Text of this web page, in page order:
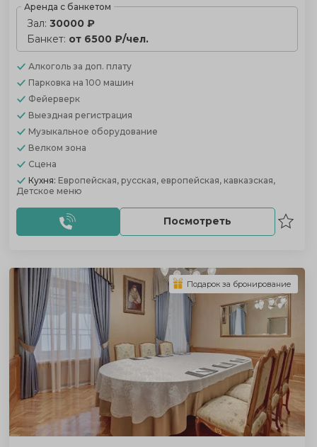
Аренда с банкетом
Зал: 30000 ₽
Банкет: от 6500 ₽/чел.
Алкоголь за доп. плату
Парковка на 100 машин
Фейерверк
Выездная регистрация
Музыкальное оборудование
Велком зона
Сцена
Кухня: Европейская, русская, европейская, кавказская,
Детское меню
Посмотреть
Подарок за бронирование